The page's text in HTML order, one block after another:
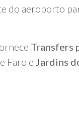
do aeroporto
Transfers
Faro e Jardins